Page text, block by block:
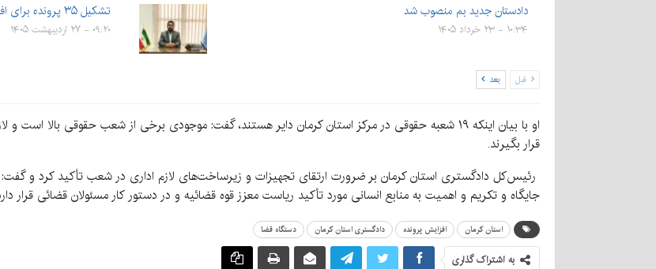
دادستان جدید بم منصوب شد
۱۰:۳۴ - ۲۳ خرداد ۱۴۰۵
تشکیل ۳۵ پرونده برای افراد مقیم خارج به اتهام همکار با دشمن
۰۹:۲۰ - ۲۷ اردیبهشت ۱۴۰۵
قبل بعد
او با بیان اینکه ۱۹ شعبه حقوقی در مرکز استان کرمان دایر هستند، گفت: موجودی برخی از شعب حقوقی
قرار بگیرند.
رئیس‌کل دادگستری استان کرمان بر ضرورت ارتقای تجهیزات و زیرساخت‌های لازم اداری در شعب تأکید کرد و
جایگاه و تکریم و اهمیت به منابع انسانی مورد تأکید ریاست معزز قوه قضائیه و در دستور کار مسئولان قضائی قرار
استان کرمان افزایش پرونده دادگستری استان کرمان دستگاه قضا
به اشتراک گذاری